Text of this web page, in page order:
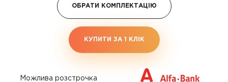
ОБРАТИ КОМПЛЕКТАЦІЮ
КУПИТИ ЗА 1 КЛIК
Можлива розстрочка